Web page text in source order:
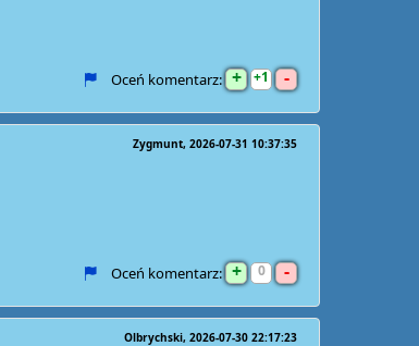
Oceń komentarz: + 1 -
Zygmunt 2026-07-31 10:37:35
Oceń komentarz: + 0 -
Olbrychski 2026-07-30 22:17:23